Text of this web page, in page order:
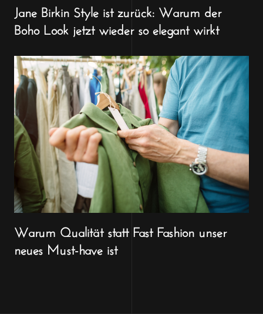
Jane Birkin Style ist zurück: Warum der
Boho Look jetzt wieder so elegant wirkt
Warum Qualität statt Fast Fashion unser
neues Must-have ist